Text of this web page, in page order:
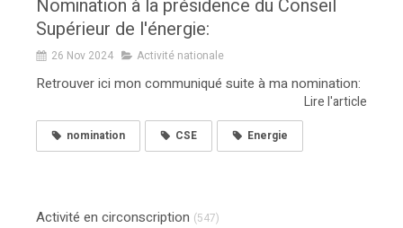
Nomination à la présidence du Conseil
Supérieur de l'énergie:
26 Nov 2024 Activité nationale
Retrouver ici mon communiqué suite à ma nomination:
Lire l'article
nomination CSE Energie
Activité en circonscription (547)